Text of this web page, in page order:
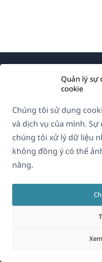
Quản lý sự
cookie
Chúng tôi sử dụng
và dịch vụ của mình.
chúng tôi xử lý dữ liệu
không đồng ý có thể
năng.
GDPR &
Tham gia
sổ